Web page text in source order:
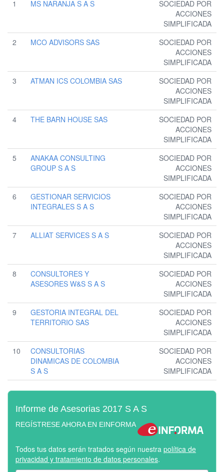
1 MS NARANJA S A S
SOCIEDAD POR
ACCIONES
SIMPLIFICADA
2
MCO ADVISORS SAS
SOCIEDAD POR
ACCIONES
SIMPLIFICADA
3
ATMAN ICS COLOMBIA SAS
SOCIEDAD POR
ACCIONES
SIMPLIFICADA
4
THE BARN HOUSE SAS
SOCIEDAD POR
ACCIONES
SIMPLIFICADA
5
ANAKAA CONSULTING
GROUP S A S
SOCIEDAD POR
ACCIONES
SIMPLIFICADA
6
GESTIONAR SERVICIOS
INTEGRALES S A S
SOCIEDAD POR
ACCIONES
SIMPLIFICADA
7
ALLIAT SERVICES S A S
SOCIEDAD POR
ACCIONES
SIMPLIFICADA
8
CONSULTORES Y
ASESORES W&S S A S
SOCIEDAD POR
ACCIONES
SIMPLIFICADA
9
GESTORIA INTEGRAL DEL
TERRITORIO SAS
SOCIEDAD POR
ACCIONES
SIMPLIFICADA
10
CONSULTORIAS
DINAMICAS DE COLOMBIA
S A S
SOCIEDAD POR
ACCIONES
SIMPLIFICADA
Informe de Asesorias 2017 S A S
REGÍSTRESE AHORA EN EINFORMA
Todos tus datos serán tratados según nuestra política de
privacidad y tratamiento de datos personales.